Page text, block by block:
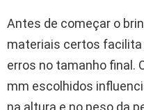
Antes de começar o
materiais certos
erros no tamanho final.
mm escolhidos
na altura e no peso da